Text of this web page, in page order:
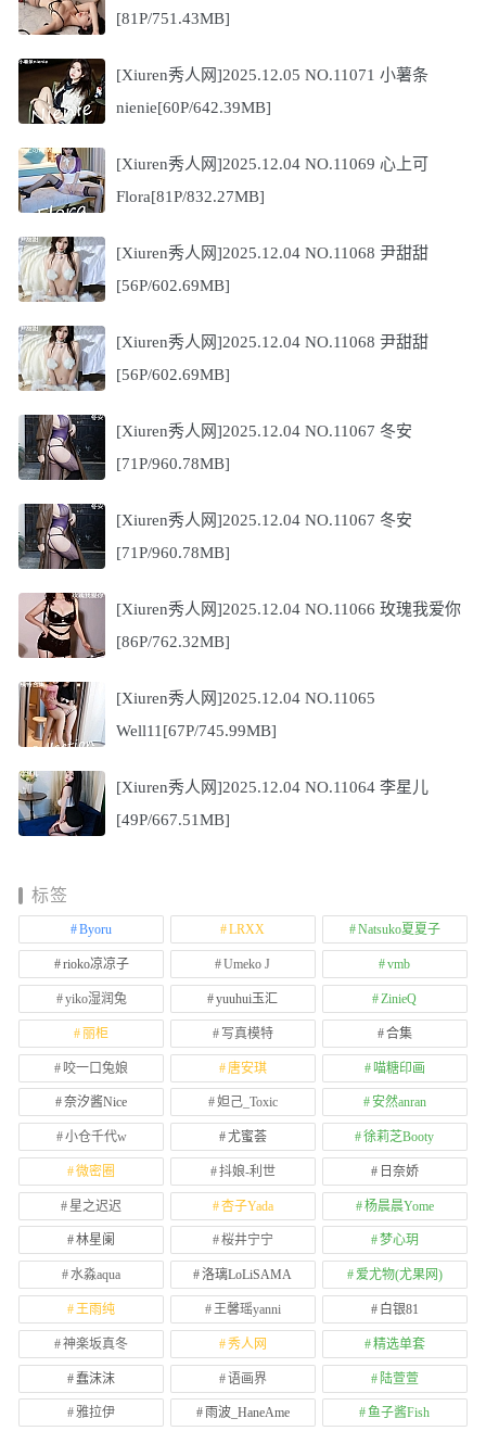
[81P/751.43MB]
[Xiuren秀人网]2025.12.05 NO.11071 小薯条
nienie[60P/642.39MB]
[Xiuren秀人网]2025.12.04 NO.11069 心上可
Flora[81P/832.27MB]
[Xiuren秀人网]2025.12.04 NO.11068 尹甜甜
[56P/602.69MB]
[Xiuren秀人网]2025.12.04 NO.11068 尹甜甜
[56P/602.69MB]
[Xiuren秀人网]2025.12.04 NO.11067 冬安
[71P/960.78MB]
[Xiuren秀人网]2025.12.04 NO.11067 冬安
[71P/960.78MB]
[Xiuren秀人网]2025.12.04 NO.11066 玫瑰我爱你
[86P/762.32MB]
[Xiuren秀人网]2025.12.04 NO.11065
Well11[67P/745.99MB]
[Xiuren秀人网]2025.12.04 NO.11064 李星儿
[49P/667.51MB]
标签
Byoru LRXX Natsuko夏夏子
rioko凉凉子 Umeko J vmb
yiko湿润兔 yuuhui玉汇 ZinieQ
丽柜 写真模特 合集
咬一口兔娘 唐安琪 喵糖印画
奈汐酱Nice 妲己_Toxic 安然anran
小仓千代w 尤蜜荟 徐莉芝Booty
微密圈 抖娘-利世 日奈娇
星之迟迟 杏子Yada 杨晨晨Yome
林星阑 桜井宁宁 梦心玥
水淼aqua 洛璃LoLiSAMA 爱尤物(尤果网)
王雨纯 王馨瑶yanni 白银81
神楽坂真冬 秀人网 精选单套
蠢沫沫 语画界 陆萱萱
雅拉伊 雨波_HaneAme 鱼子酱Fish